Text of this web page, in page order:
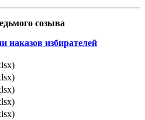
созыва
наказов избирателей